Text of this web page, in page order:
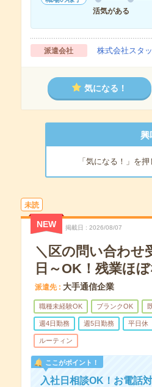
活気がある
派遣会社 株式会社スタ
気になる！
興
「気になる！」を
未読
NEW 掲載日 2026/08/07
＼区の問い合わせ
日～OK！残業ほ
派遣先 大手通信企業
職種未経験OK ブランクOK
週4日勤務 週5日勤務 平日休
ルーティン
ここがポイント！
入社日相談OK！お電話